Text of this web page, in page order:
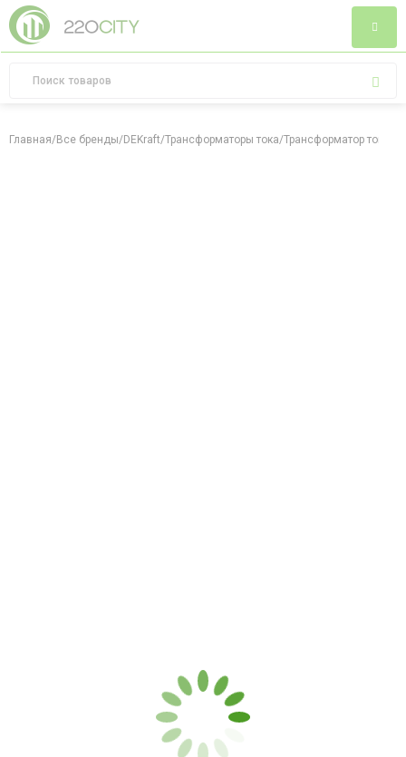
Главная/Все бренды/DEKraft/Трансформаторы тока/Трансформатор тока